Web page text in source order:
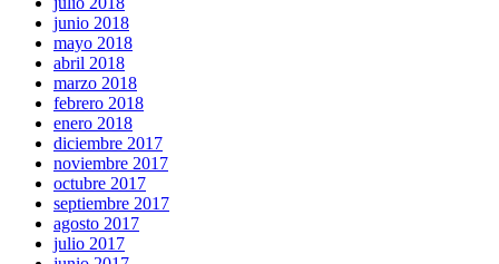
junio 2018
mayo 2018
abril 2018
marzo 2018
febrero 2018
enero 2018
diciembre 2017
noviembre 2017
octubre 2017
septiembre 2017
agosto 2017
julio 2017